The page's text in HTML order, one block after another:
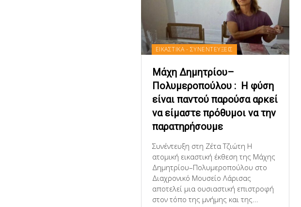
ΕΙΚΑΣΤΙΚΑ - ΣΥΝΕΝΤΕΥΞΕΙΣ
Μάχη Δημητρίου–
Πολυμεροπούλου : Η φύση
είναι παντού παρούσα αρκεί
να είμαστε πρόθυμοι να την
παρατηρήσουμε
Συνέντευξη στη Ζέτα Τζιώτη Η
ατομική εικαστική έκθεση της Μάχης
Δημητρίου–Πολυμεροπούλου στο
Διαχρονικό Μουσείο Λάρισας
αποτελεί μια ουσιαστική επιστροφή
στον τόπο της μνήμης και της...